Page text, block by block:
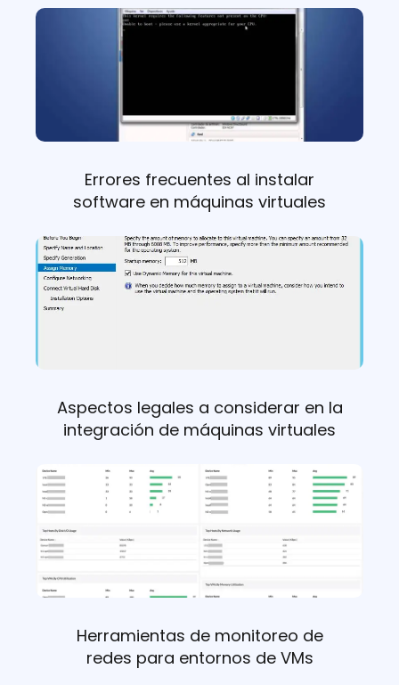
Errores frecuentes al instalar
software en máquinas virtuales
Aspectos legales a considerar en la
integración de máquinas virtuales
Herramientas de monitoreo de
redes para entornos de VMs